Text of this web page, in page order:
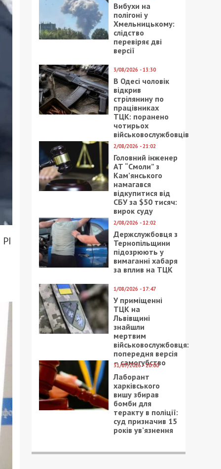
Вибухи на
полігоні у
Хмельницькому:
слідство
перевіряє дві
версії
3/08/2026 - 13:30
В Одесі чоловік
відкрив
стрілянину по
працівниках
ТЦК: поранено
чотирьох
військовослужбовців
2/08/2026 - 21:02
Головний інженер
АТ “Смоли” з
Кам’янського
намагався
відкупитися від
СБУ за $50 тисяч:
вирок суду
2/08/2026 - 12:02
Держслужбовця з
Тернопільщини
підозрюють у
вимаганні хабаря
за вплив на ТЦК
1/08/2026 - 17:47
У приміщенні
ТЦК на
Львівщині
знайшли
мертвим
військовослужбовця:
попередня версія
– самогубство
31/07/2026 - 20:00
Лаборант
харківського
вишу збирав
бомби для
теракту в поліції:
суд призначив 15
років ув’язнення